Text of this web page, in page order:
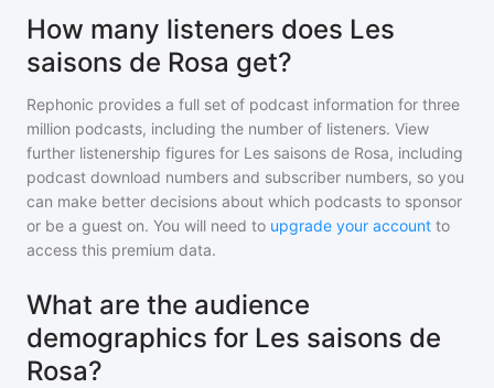
How many listeners does Les
saisons de Rosa get?
Rephonic provides a full set of podcast information for three
million podcasts, including the number of listeners. View
further listenership figures for Les saisons de Rosa, including
podcast download numbers and subscriber numbers, so you
can make better decisions about which podcasts to sponsor
or be a guest on. You will need to upgrade your account to
access this premium data.
What are the audience
demographics for Les saisons de
Rosa?